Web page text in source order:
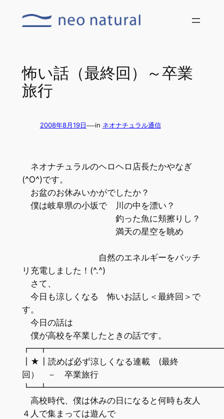
怖い話（最終回）～卒業
旅行
2008年8月19日 —in ネオナチュラル通信
ネオナチュラルのヘロヘロ店長たかやなぎ
(^O^)です。
お盆のお休みいかがでしたか？
僕は岐阜県の小坂で 川の中を漂い？
釣った魚に頬擦りし？
満天の星空を眺め
自然のエネルギーをバッチ
リ充電しました！(^.^)
さて、
今日も涼しくなる 怖いお話し＜最終回＞で
す。
今日の話は
僕が高校を卒業したときの話です。
┃★┃読めば必ず涼しくなる連載 (最終
回） － 卒業旅行
高校時代、僕は休みの日になると何時も友人
４人で集まっては遊んで